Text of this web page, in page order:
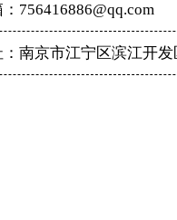
756416886@qq.com
：南京市江宁区滨江开